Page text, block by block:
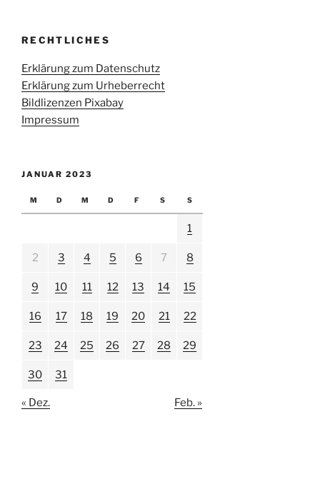
RECHTLICHES
Erklärung zum Datenschutz
Erklärung zum Urheberrecht
Bildlizenzen Pixabay
Impressum
JANUAR 2023
M D M D F S S
1
2 3 4 5 6 7 8
9 10 11 12 13 14 15
16 17 18 19 20 21 22
23 24 25 26 27 28 29
30 31
« Dez. Feb. »